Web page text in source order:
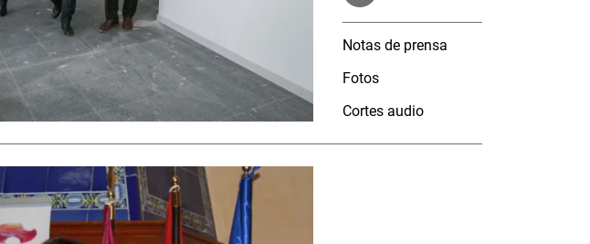
Notas de prensa
Fotos
Cortes audio